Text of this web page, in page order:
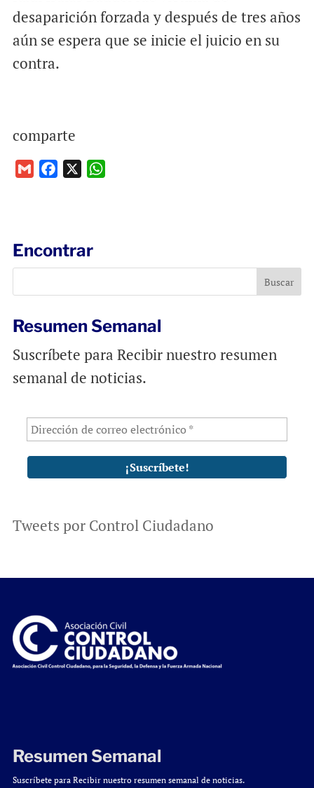
desaparición forzada y después de tres años
aún se espera que se inicie el juicio en su
contra.
comparte
o
k
p
Encontrar
Resumen Semanal
Suscríbete para Recibir nuestro resumen
semanal de noticias.
Tweets por Control Ciudadano
Resumen Semanal
Suscríbete para Recibir nuestro resumen semanal de noticias.